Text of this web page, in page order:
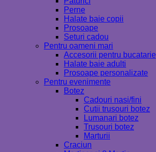
Perne
Halate baie copii
Prosoape
Seturi cadou
Pentru oameni mari
Accesorii pentru bucatarie
Halate baie adulti
Prosoape personalizate
Pentru evenimente
Botez
Cadouri nasi/fini
Cutii trusouri botez
Lumanari botez
Trusouri botez
Marturii
Craciun